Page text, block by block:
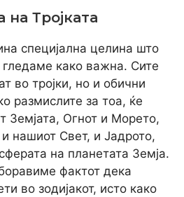
на Тројката
специјална целина што
гледаме како важна. Сите
во тројки, но и обични
размислите за тоа, ќе
Земјата, Огнот и Морето,
нашиот Свет, и Јадрото,
на планетата Земја.
фактот дека
во зодијакот, исто како